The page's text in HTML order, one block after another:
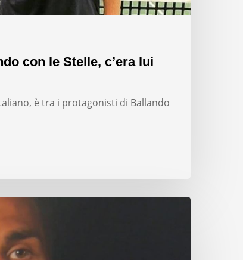
con le Stelle, c’era lui
è tra i protagonisti di Ballando